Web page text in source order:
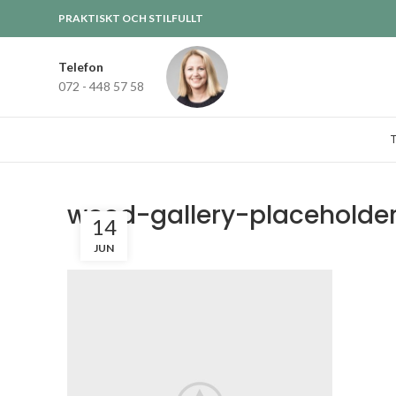
PRAKTISKT OCH STILFULLT
Telefon
072 - 448 57 58
wood-gallery-
14
JUN